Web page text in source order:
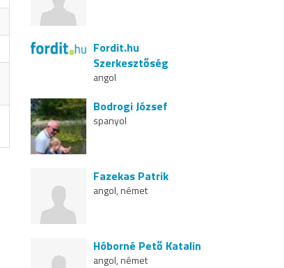
Fordit.hu
Szerkesztőség
angol
Bodrogi József
spanyol
Fazekas Patrik
angol, német
Hóborné Pető Katalin
angol, német